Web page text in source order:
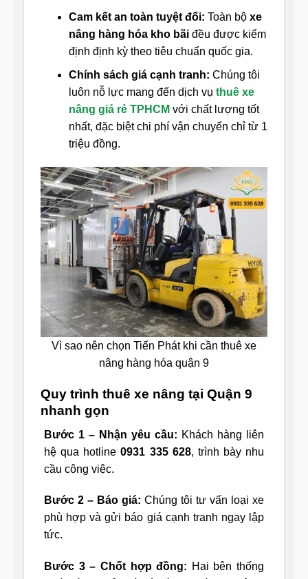
Cam kết an toàn tuyệt đối: Toàn bộ xe
nâng hàng hóa kho bãiđều được kiểm
định định kỳ theo tiêu chuẩn quốc gia.
Chính sách giá cạnh tranh: Chúng tôi
luôn nỗ lực mang đến dịch vụ thuê xe
nâng giá rẻ TPHCM với chất lượng tốt
nhất, đặc biệt chi phí vận chuyển chỉ từ 1
triệu đồng.
Vì sao nên chọn Tiến Phát khi cần thuê xe
nâng hàng hóa quận 9
Quy trình thuê xe nâng tại Quận 9
nhanh gọn
Bước 1 – Nhận yêu cầu: Khách hàng liên
hệ qua hotline0931 335 628, trình bày nhu
cầu công việc.
Bước 2 – Báo giá: Chúng tôi tư vấn loại xe
phù hợp và gửi báo giá cạnh tranh ngay lập
tức.
Bước 3 – Chốt hợp đồng: Hai bên thống